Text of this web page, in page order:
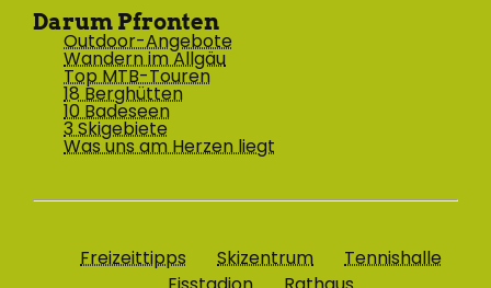
Darum Pfronten
Outdoor-Angebote
Wandern im Allgäu
Top MTB-Touren
18 Berghütten
10 Badeseen
3 Skigebiete
Was uns am Herzen liegt
Freizeittipps Skizentrum
Tennishalle